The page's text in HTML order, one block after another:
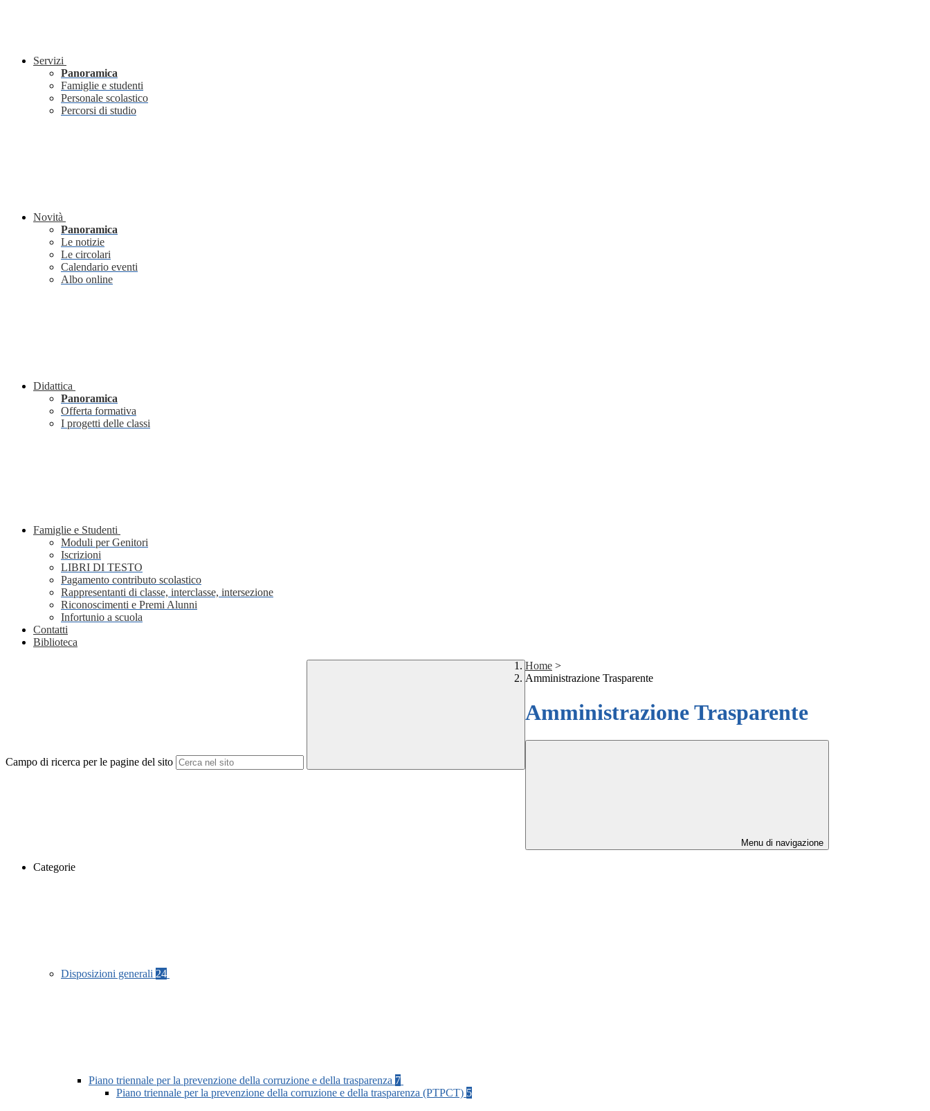
Servizi
Panoramica
Famiglie e studenti
Personale scolastico
Percorsi di studio
Novità
Panoramica
Le notizie
Le circolari
Calendario eventi
Albo online
Didattica
Panoramica
Offerta formativa
I progetti delle classi
Famiglie e Studenti
Moduli per Genitori
Iscrizioni
LIBRI DI TESTO
Pagamento contributo scolastico
Rappresentanti di classe, interclasse, intersezione
Riconoscimenti e Premi Alunni
Infortunio a scuola
Contatti
Biblioteca
Campo di ricerca per le pagine del sito
Home >
Amministrazione Trasparente
Amministrazione Trasparente
Menu di navigazione
Categorie
Disposizioni generali 24
Piano triennale per la prevenzione della corruzione e della trasparenza 7
Piano triennale per la prevenzione della corruzione e della trasparenza (PTPCT) 5